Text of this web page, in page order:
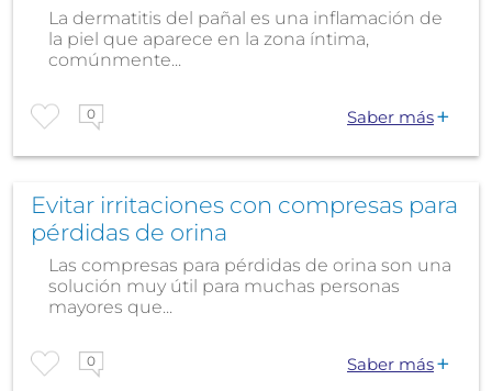
La dermatitis del pañal es una inflamación de
la piel que aparece en la zona íntima,
comúnmente...
0 Saber más
Evitar irritaciones con compresas para
pérdidas de orina
Las compresas para pérdidas de orina son una
solución muy útil para muchas personas
mayores que...
0 Saber más